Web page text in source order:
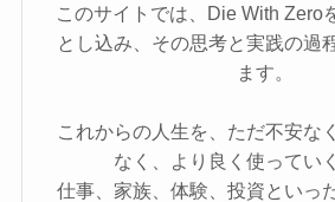
このサイトでは、Die With Zero
とし込み、その思考と実践の過
ます。
これからの人生を、ただ不安な
なく、より良く使ってい
仕事、家族、体験、投資といっ